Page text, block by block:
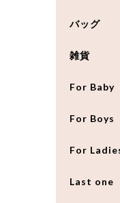
バッグ
雑貨
For Baby
For Boys
For
Last one